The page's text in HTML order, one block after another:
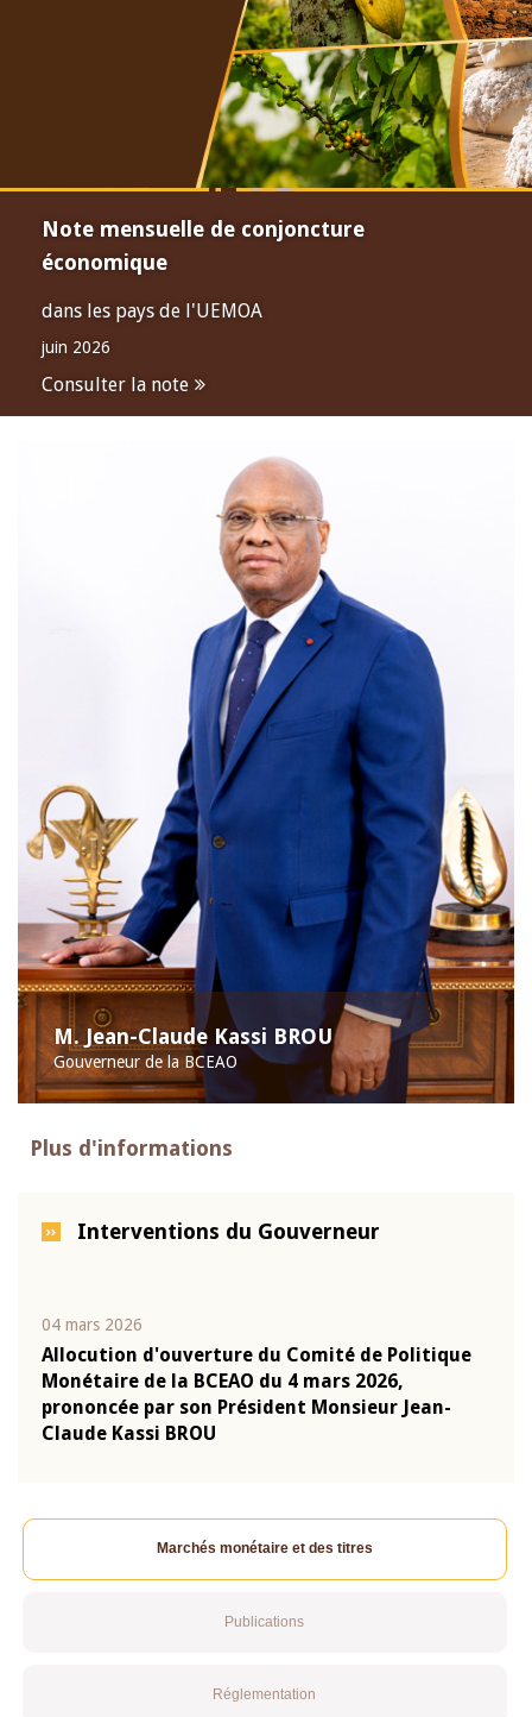
Note mensuelle de conjoncture
économique
dans les pays de l'UEMOA
juin 2026
Consulter la note
M. Jean-Claude Kassi BROU
Gouverneur de la BCEAO
Plus d'informations
Interventions du Gouverneur
04 mars 2026
Allocution d'ouverture du Comité de Politique
Monétaire de la BCEAO du 4 mars 2026,
prononcée par son Président Monsieur Jean-
Claude Kassi BROU
Marchés monétaire et des titres
Publications
Réglementation